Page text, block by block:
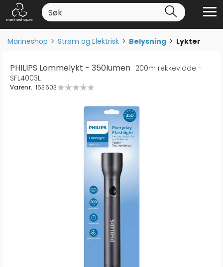
Marineshop>Strøm og Elektrisk>Belysning>Lykter
PHILIPS Lommelykt - 350lumen 200m rekkevidde -
SFL4003L
Varenr.: 153603